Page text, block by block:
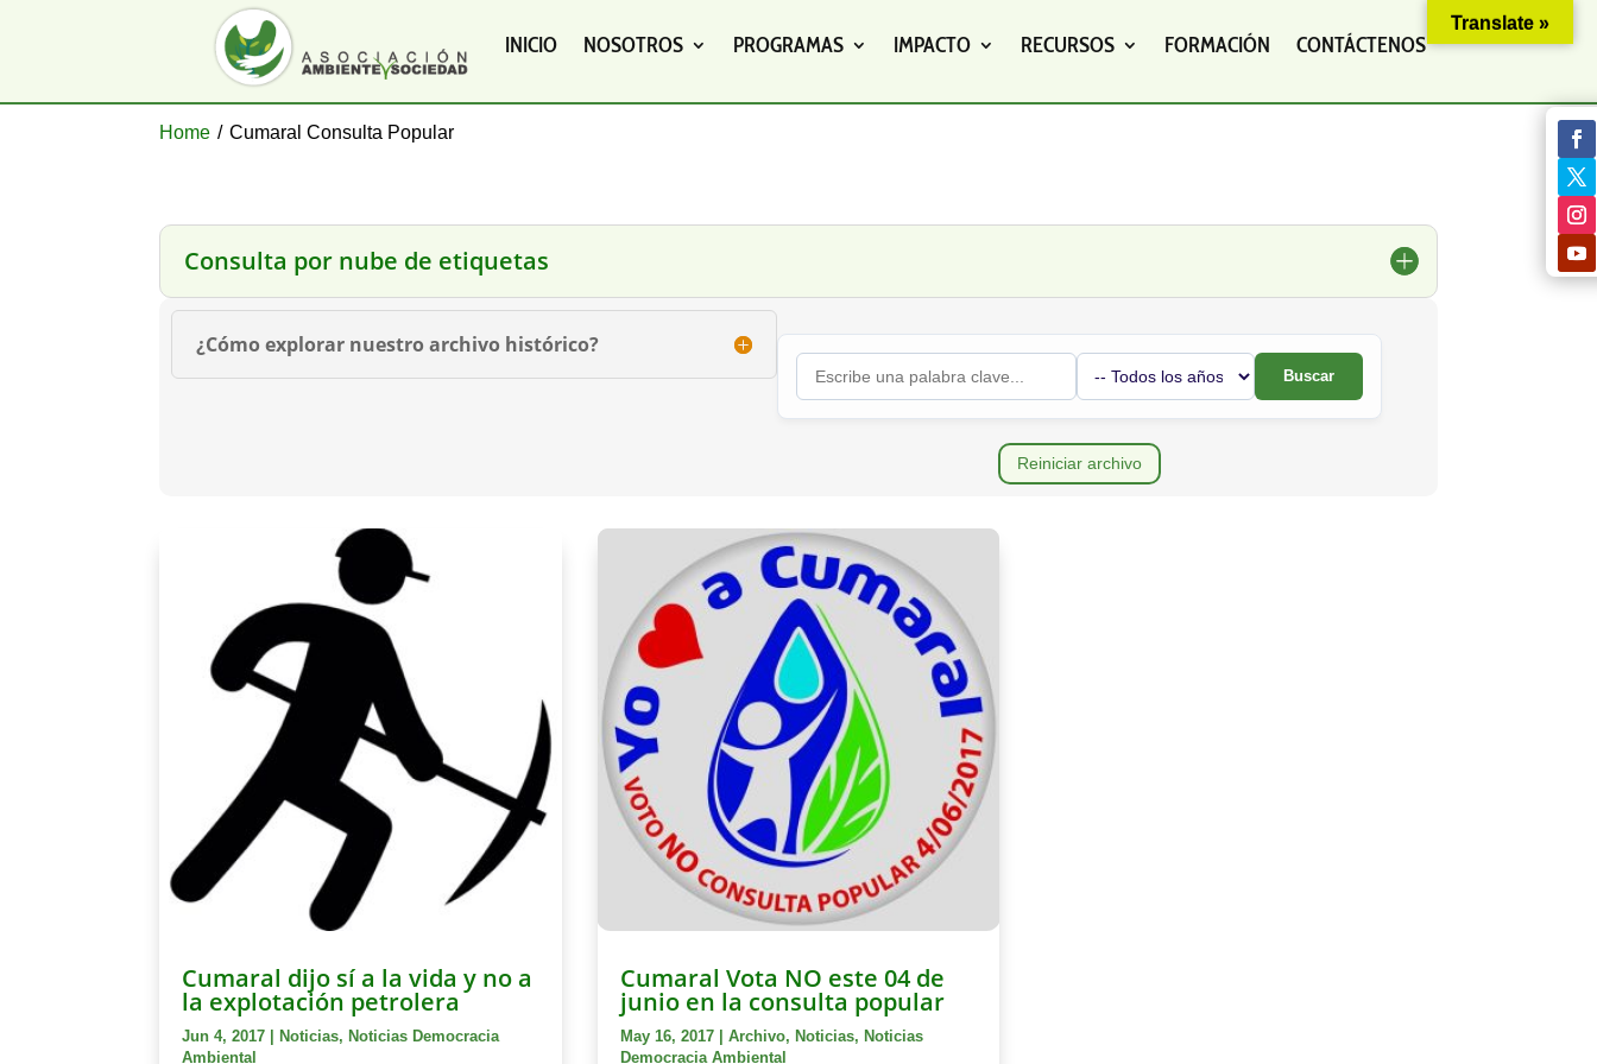
INICIO NOSOTROS PROGRAMAS IMPACTO RECURSOS FORMACIÓN CONTÁCTENOS
Home / Cumaral Consulta Popular
Consulta por nube de etiquetas
¿Cómo explorar nuestro archivo histórico?
Buscar
Reiniciar archivo
Cumaral dijo sí a la vida y no a
la explotación petrolera
Jun 4, 2017 Noticias, Noticias Democracia
Ambiental
Cumaral Vota NO este 04 de
junio en la consulta popular
May 16, 2017| Archivo, Noticias, Noticias
Democracia Ambiental
Translate »